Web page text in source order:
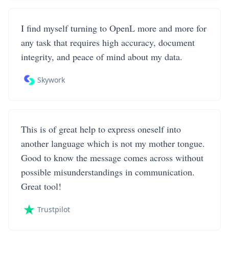
I find myself turning to OpenL more and more for
any task that requires high accuracy, document
integrity, and peace of mind about my data.
Skywork
This is of great help to express oneself into
another language which is not my mother tongue.
Good to know the message comes across without
possible misunderstandings in communication.
Great tool!
Trustpilot